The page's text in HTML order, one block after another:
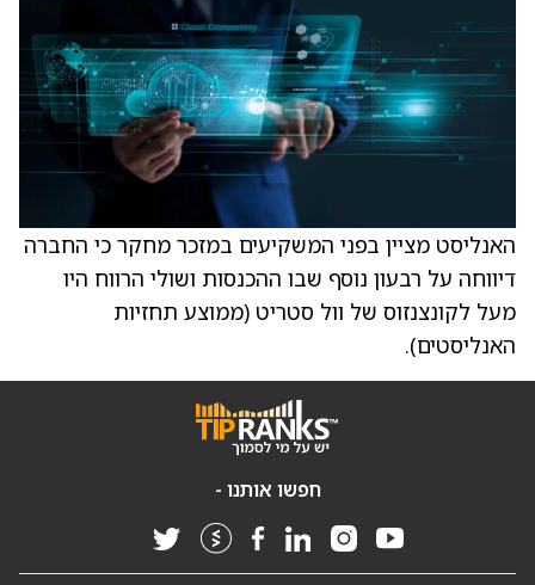
האנליסט מציין בפני המשקיעים במזכר מחקר כי החברה
דיווחה על רבעון נוסף שבו ההכנסות ושולי הרווח היו
מעל לקונצנזוס של וול סטריט (ממוצע תחזיות
האנליסטים).
חפשו אותנו -